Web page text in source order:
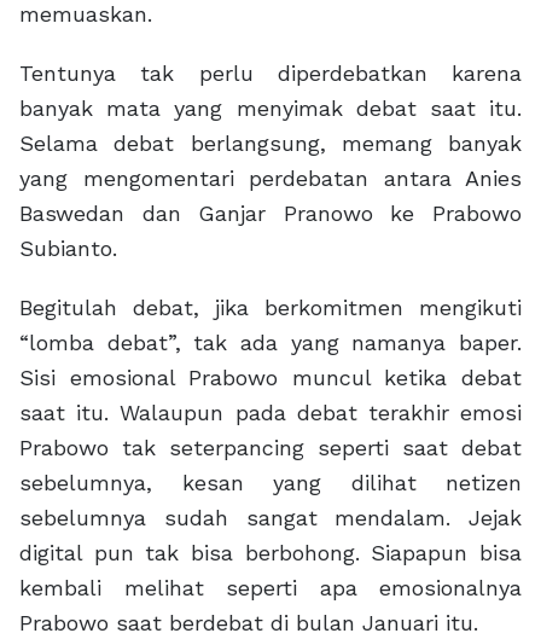
memuaskan.
Tentunya tak perlu diperdebatkan karena
banyak mata yang menyimak debat saat itu.
Selama debat berlangsung, memang banyak
yang mengomentari perdebatan antara Anies
Baswedan dan Ganjar Pranowo ke Prabowo
Subianto.
Begitulah debat, jika berkomitmen mengikuti
“lomba debat”, tak ada yang namanya baper.
Sisi emosional Prabowo muncul ketika debat
saat itu. Walaupun pada debat terakhir emosi
Prabowo tak seterpancing seperti saat debat
sebelumnya, kesan yang dilihat netizen
sebelumnya sudah sangat mendalam. Jejak
digital pun tak bisa berbohong. Siapapun bisa
kembali melihat seperti apa emosionalnya
Prabowo saat berdebat di bulan Januari itu.